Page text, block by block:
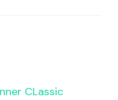
CLassic